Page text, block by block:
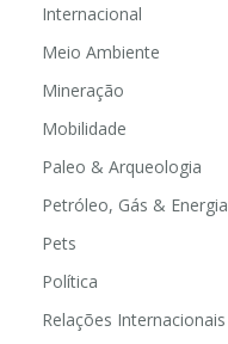
Internacional
Meio Ambiente
Mineração
Mobilidade
Paleo & Arqueologia
Petróleo, Gás & Energia
Pets
Política
Relações Internacionais